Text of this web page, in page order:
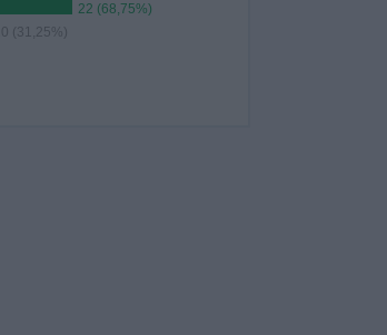
22 (68,75%)
10 (31,25%)